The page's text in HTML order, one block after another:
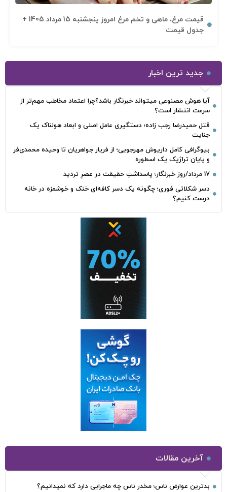
قیمت مرغ، ماهی و تخم مرغ امروز پنجشنبه 15 مرداد 1405 +
جدول قیمت
جدید ترین اخبار
آیا هوش مصنوعی میتواند خبرنگار باشد؟چرا اعتماد مخاطب مهم‌تر از
سرعت انتشار است؟
قتل حمیدرضا رجب‌ زاده؛ دستگیری عامل اصلی و ابعاد هولناک یک
جنایت
بیوگرافی کامل داریوش مهرجویی؛ از فریار جواهریان تا وحیده محمدی‌فر
و پایان تراژیک یک اسطوره
17 مرداد/روز خبرنگار؛ پاسداشتِ حقیقت در عصرِ تردید
دسر شکلاتی فوری؛ چگونه یک دسر کافه‌ای خنک و خوشمزه در خانه
درست کنیم؟
آخرین مقالات
بدترین عوارض ناس؛ مخدر ناس چه ماجرایی دارد که نمیدانیم؟